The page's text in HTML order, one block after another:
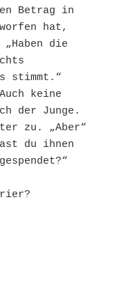
Betrag in
hat,
die
stimmt.“
keine
der Junge.
zu. „Aber“
du ihnen